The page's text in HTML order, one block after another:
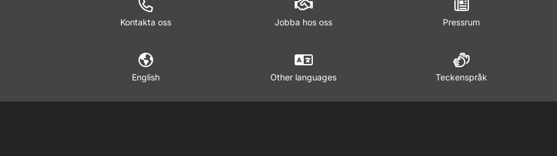
Kontakta oss Jobba hos oss Pressrum
English Other languages Teckenspråk